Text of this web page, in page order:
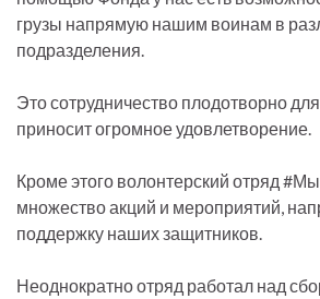
грузы напрямую нашим воинам в
подразделения.
Это сотрудничество плодотворно
приносит огромное удовлетворение.
Кроме этого волонтерский отряд
множество акций и мероприятий,
поддержку наших защитников.
Неоднократно отряд работал над